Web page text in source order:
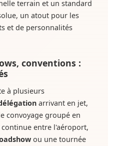
terrain et un standard
un atout pour les
et de personnalités
conventions :
à plusieurs
arrivant en jet,
convoyage groupé en
continue entre l'aéroport,
ou une tournée